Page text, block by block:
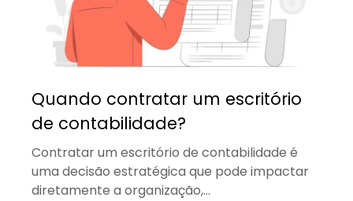
Quando contratar um escritório
de contabilidade?
Contratar um escritório de contabilidade é
uma decisão estratégica que pode impactar
diretamente a organização,...